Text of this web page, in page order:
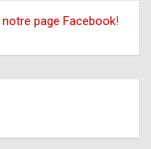
notre page Facebook!